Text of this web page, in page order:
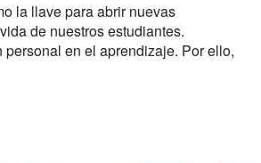
la llave para abrir nuevas
de nuestros estudiantes.
en el aprendizaje. Por ello,